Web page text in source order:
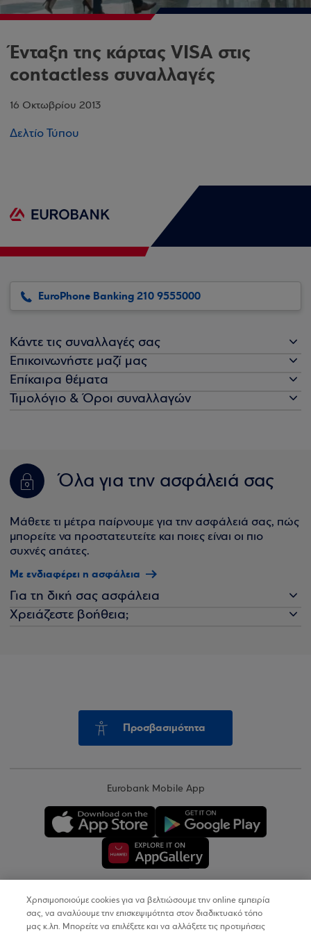
Ένταξη της κάρτας VISA στις
contactless συναλλαγές
16 Οκτωβρίου 2013
Δελτίο Τύπου
EuroPhone Banking 210 9555000
Κάντε τις συναλλαγές σας
Επικοινωνήστε μαζί μας
Επίκαιρα θέματα
Τιμολόγιο & Όροι συναλλαγών
Όλα για την ασφάλειά σας
Μάθετε τι μέτρα παίρνουμε για την ασφάλειά σας, πώς
μπορείτε να προστατευτείτε και ποιες είναι οι πιο
συχνές απάτες.
Με ενδιαφέρει η ασφάλεια
Για τη δική σας ασφάλεια
Χρειάζεστε βοήθεια;
Προσβασιμότητα
Eurobank Mobile App
Copyright © 2026
Χρησιμοποιούμε cookies για να βελτιώσουμε την online εμπειρία
σας, να αναλύουμε την επισκεψιμότητα στον διαδικτυακό τόπο
μας κ.λπ. Μπορείτε να επιλέξετε και να αλλάξετε τις προτιμήσεις